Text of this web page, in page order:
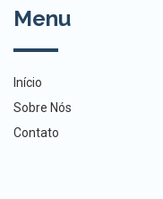
Menu
Início
Sobre Nós
Contato